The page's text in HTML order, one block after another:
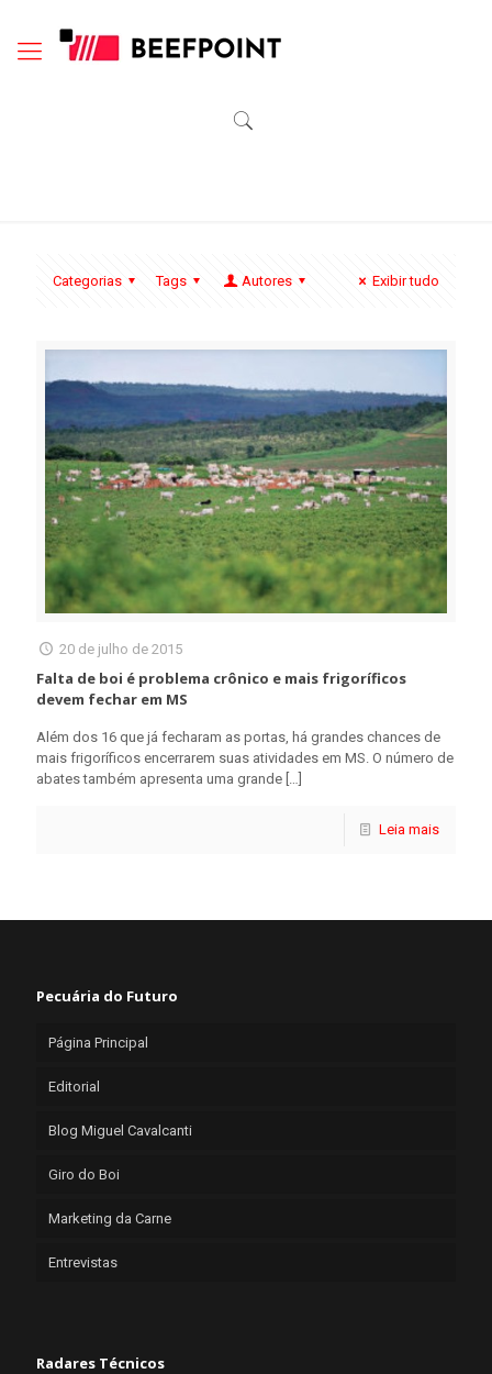
Categorias Tags Autores Exibir tudo
20 de julho de 2015
Falta de boi é problema crônico e mais frigoríficos
devem fechar em MS
Além dos 16 que já fecharam as portas, há grandes chances de
mais frigoríficos encerrarem suas atividades em MS. O número de
abates também apresenta uma grande […]
Leia mais
Pecuária do Futuro
Página Principal
Editorial
Blog Miguel Cavalcanti
Giro do Boi
Marketing da Carne
Entrevistas
Radares Técnicos